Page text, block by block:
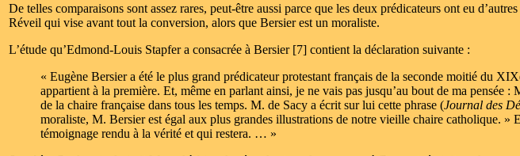
De telles comparaisons sont assez rares, peut-être aussi parce que les deux prédicateurs ont eu
Réveil qui vise avant tout la conversion, alors que Bersier est un moraliste.
L’étude qu’Edmond-Louis Stapfer a consacrée à Bersier [7] contient la déclaration suivante :
« Eugène Bersier a été le plus grand prédicateur protestant français de la seconde moitié du
appartient à la première. Et, même en parlant ainsi, je ne vais pas jusqu’au bout de ma pensée :
de la chaire française dans tous les temps. M. de Sacy a écrit sur lui cette phrase (Journal des
moraliste, M. Bersier est égal aux plus grandes illustrations de notre vieille chaire catholique. »
témoignage rendu à la vérité et qui restera. … »